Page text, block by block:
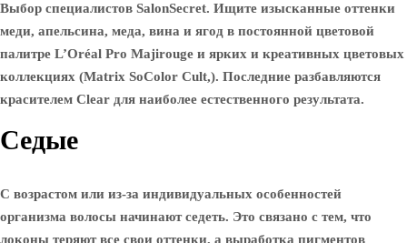
Выбор специалистов SalonSecret. Ищите изысканные оттенки
меди, апельсина, меда, вина и ягод в постоянной цветовой
палитре L’Oréal Pro Majirouge и ярких и креативных цветовых
коллекциях (Matrix SoColor Cult,). Последние разбавляются
красителем Clear для наиболее естественного результата.
Седые
С возрастом или из-за индивидуальных особенностей
организма волосы начинают седеть. Это связано с тем, что
локоны теряют все свои оттенки, а выработка пигментов